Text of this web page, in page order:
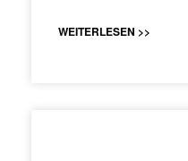
WEITERLESEN >>